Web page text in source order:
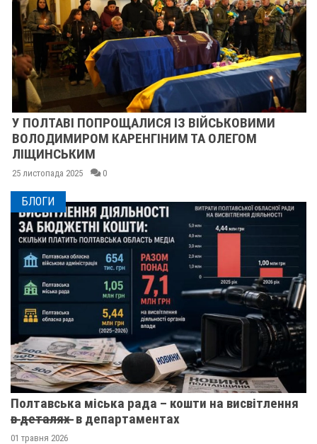
У ПОЛТАВІ ПОПРОЩАЛИСЯ ІЗ ВІЙСЬКОВИМИ
ВОЛОДИМИРОМ КАРЕНГІНИМ ТА ОЛЕГОМ
ЛІЩИНСЬКИМ
25 листопада 2025 0
БЛОГИ
Полтавська міська рада – кошти на висвітлення
в̶ ̶д̶е̶т̶а̶л̶я̶х̶ ̶ в департаментах
01 травня 2026